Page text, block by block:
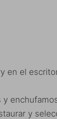
en el
y
y